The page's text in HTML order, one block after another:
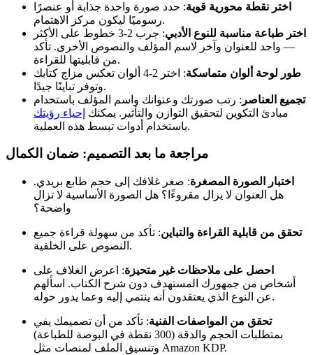
اختر نقطة محورية قوية: حدد صورة واحدة جذابة أو عنصرًا
رسوميًا ليكون مركز الاهتمام.
اختر طباعة مناسبة للنوع الأدبي
: جرب 2-3 خطوط على الأكثر
— واحد للعنوان وآخر لاسم المؤلف والنصوص الأخرى. تأكد
من قابليتها للقراءة.
طور لوحة ألوان متماسكة
: اختر 2-4 ألوان تعكس مزاج كتابك
وتوفر تباينًا جيدًا.
تجميع العناصر : رتب صورتك وعنوانك واسم المؤلف باستخدام
مبادئ التكوين لتحقيق التوازن والتأثير. يمكنك إحياء رؤيتك
باستخدام أدوات تبسط هذه العملية.
مراجعة ما بعد التصميم: ضمان الكمال
اختبار الصورة المصغرة: صغر غلافك إلى حجم طابع بريدي.
هل العنوان لا يزال مقروءًا؟ هل الصورة الأساسية لا تزال
واضحة؟
تحقق من قابلية القراءة والتباين: تأكد من سهولة قراءة جميع
النصوص على الخلفية.
احصل على ملاحظات غير متحيزة: اعرض الغلاف على
أشخاص من جمهورك المستهدف دون شرح الكتاب. اسألهم
عن النوع الذي يعتقدون أنه ينتمي إليه وعما يدور حوله.
تحقق من المواصفات الفنية: تأكد من أن تصميمك يفي
بمتطلبات الحجم والدقة (300 نقطة في البوصة للطباعة)
وتنسيق الملف لمنصات مثل Amazon KDP.